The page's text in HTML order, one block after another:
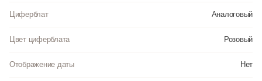
Циферблат Аналоговый
Цвет циферблата Розовый
Отображение даты Нет